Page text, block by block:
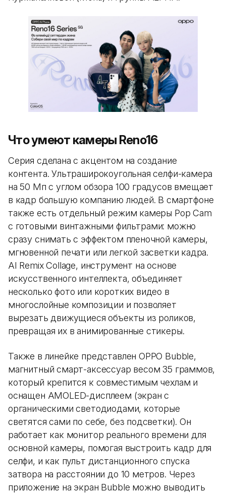
Что умеют камеры Reno16
Серия сделана с акцентом на создание
контента. Ультраширокоугольная селфи-камера
на 50 Мп с углом обзора 100 градусов вмещает
в кадр большую компанию людей. В смартфоне
также есть отдельный режим камеры Pop Cam
с готовыми винтажными фильтрами: можно
сразу снимать с эффектом пленочной камеры,
мгновенной печати или легкой засветки кадра.
AI Remix Collage, инструмент на основе
искусственного интеллекта, объединяет
несколько фото или коротких видео в
многослойные композиции и позволяет
вырезать движущиеся объекты из роликов,
превращая их в анимированные стикеры.
Также в линейке представлен OPPO Bubble,
магнитный смарт-аксессуар весом 35 граммов,
который крепится к совместимым чехлам и
оснащен AMOLED-дисплеем (экран с
органическими светодиодами, которые
светятся сами по себе, без подсветки). Он
работает как монитор реального времени для
основной камеры, помогая выстроить кадр для
селфи, и как пульт дистанционного спуска
затвора на расстоянии до 10 метров. Через
приложение на экран Bubble можно выводить